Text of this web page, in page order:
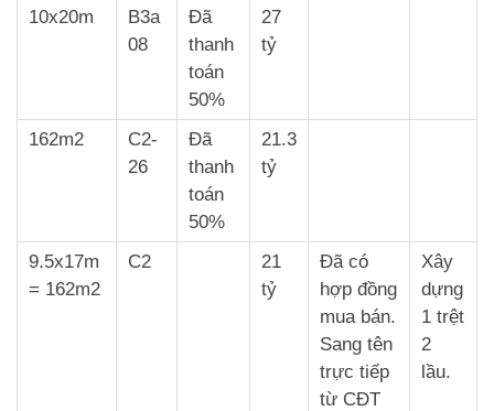
10x20m
B3a
08
Đã
thanh
toán
50%
27
tỷ
162m2
C2-
26
Đã
thanh
toán
50%
21.3
tỷ
9.5x17m
= 162m2
C2
21
tỷ
Đã có
hợp đồng
mua bán.
Sang tên
trực tiếp
từ CĐT
Xây
dựng
1 trệt
2
lầu.